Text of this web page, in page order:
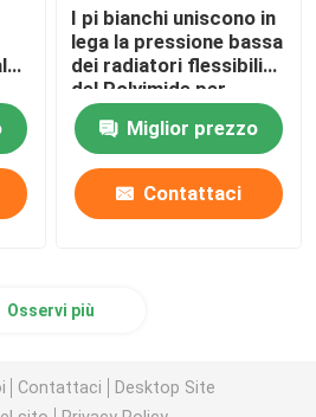
I pi bianchi uniscono in
lega la pressione bassa
dei radiatori flessibili
del Polyimide per
l'industriale di
estrazione mineraria di
energia
Miglior prezzo
Contattaci
Osservi più
Contattaci
Desktop Site